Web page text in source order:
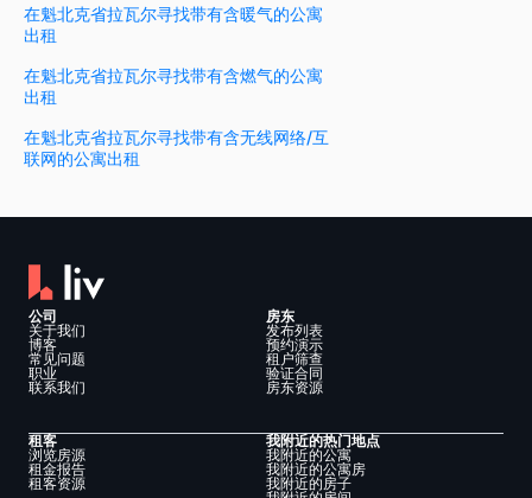
在魁北克省拉瓦尔寻找带有含暖气的公寓
出租
在魁北克省拉瓦尔寻找带有含燃气的公寓
出租
在魁北克省拉瓦尔寻找带有含无线网络/互
联网的公寓出租
公司
关于我们
博客
常见问题
职业
联系我们
房东
发布列表
预约演示
租户筛查
验证合同
房东资源
租客
浏览房源
租金报告
租客资源
我附近的热门地点
我附近的公寓
我附近的公寓房
我附近的房子